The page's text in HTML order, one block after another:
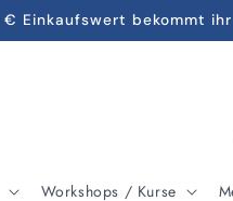
€ Einkaufswert bekommt
Workshops / Kurse